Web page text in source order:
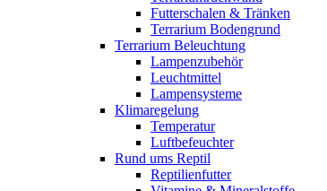
Futterschalen & Tränken
Terrarium Bodengrund
Terrarium Beleuchtung
Lampenzubehör
Leuchtmittel
Lampensysteme
Klimaregelung
Temperatur
Luftbefeuchter
Rund ums Reptil
Reptilienfutter